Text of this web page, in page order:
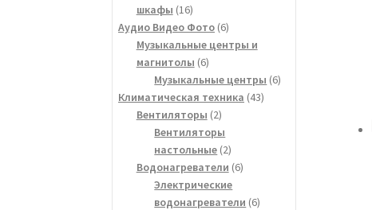
шкафы 1616
товаров
Аудио Видео Фото 66
товаров
Музыкальные центры и
магнитолы 66
товаров
Музыкальные центры 66
Климатическая техника 4343
Вентиляторы 22
товара
Вентиляторы
настольные 22
товара
Водонагреватели 66
Электрические
водонагреватели 66